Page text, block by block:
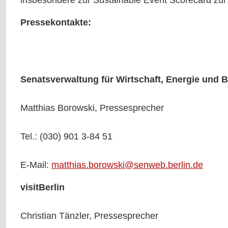
Pressekontakte:
Senatsverwaltung für Wirtschaft, Energie und
Matthias Borowski, Pressesprecher
Tel.: (030) 901 3-84 51
E-Mail: matthias.borowski@senweb.berlin.de
visitBerlin
Christian Tänzler, Pressesprecher